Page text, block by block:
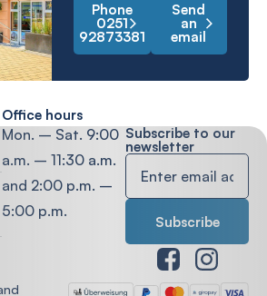
Phone
0251
92873381
Send
an
email
Office hours
Mon. – Sat. 9:00
a.m. – 11:30 a.m.
and 2:00 p.m. –
5:00 p.m.
Subscribe to our
newsletter